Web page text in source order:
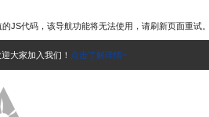
JS代码，该导航功能将无法使用，请刷新页面重试。
大家加入我们！ 点击了解详情~